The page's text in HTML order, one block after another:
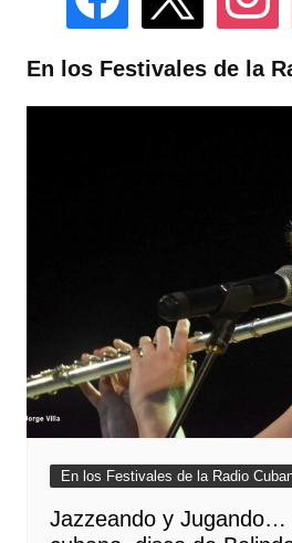
En los Festivales de la
En los Festivales de la Radio
Jazzeando y Jugando…